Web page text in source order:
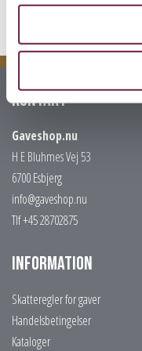
Kontakt
Gaveshop.nu
H E Bluhmes Vej 53
6700 Esbjerg
info@gaveshop.nu
Tlf +45 28702875
Information
Skatteregler for gaver
Handelsbetingelser
Kataloger